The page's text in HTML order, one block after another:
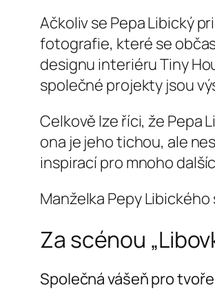
Ačkoliv se Pepa Libický
fotografie, které se
designu interiéru Tiny
společné projekty jsou
Celkově lze říci, že Pepa
ona je jeho tichou, ale
inspirací pro mnoho
Manželka Pepy
Za scénou
Společná vášeň pro